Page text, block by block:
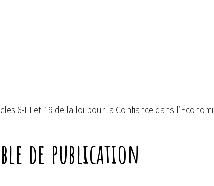
6-III et 19 de la loi pour la Confiance dans
de publication